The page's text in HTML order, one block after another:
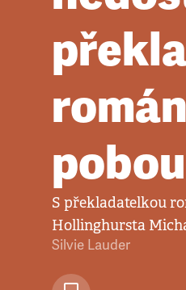
S překladatelkou
Hollinghursta
Silvie Lauder